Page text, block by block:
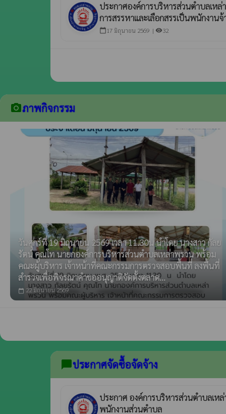
ประกาศองค์การบริหารส่วนตำบลเหล่
การสรรหาและเลือกสรรเป็นพนักงานจ้
calendar_today 17 มิถุนายน 2569 | visibility32
camera_altภาพกิจกรรม
วันศุกร์ที่ 19 มิถุนายน 2569 เวลา 11.30น นำโดย นางสาว กัลย
รัตน์ คุณโท นายกองค์การบริหารส่วนตำบลเหล่าพรวน พร้อม
คณะผู้บริหาร เจ้าหน้าที่คณะกรรมการตรวจสอบพื้นที่ ลงพื้นที่
สำรวจเพื่อพิจรณาคำขออนุญาติจัดตั้งตลาด...
calendar_today 22 มิถุนายน 2569
chat_bubbleประกาศจัดซื้อจัดจ้าง
ประกาศ องค์การบริหารส่วนตำบลเหล่
พนักงานส่วนตำบล